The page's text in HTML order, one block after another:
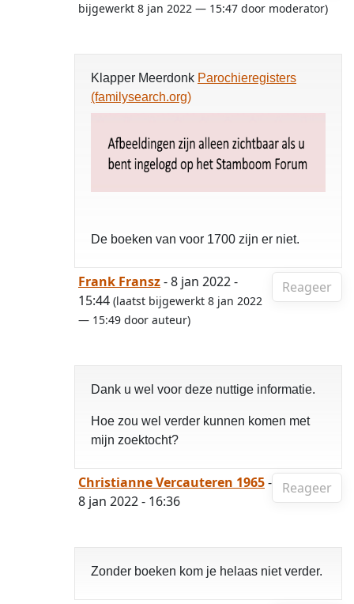
bijgewerkt 8 jan 2022 — 15:47 door moderator)
Klapper Meerdonk Parochieregisters
(familysearch.org)
De boeken van voor 1700 zijn er niet.
Reageer
Frank Fransz- 8 jan 2022 -
15:44 (laatst bijgewerkt 8 jan 2022
— 15:49 door auteur)
Dank u wel voor deze nuttige informatie.
Hoe zou wel verder kunnen komen met
mijn zoektocht?
Reageer
Christianne Vercauteren 1965-
8 jan 2022 - 16:36
Zonder boeken kom je helaas niet verder.